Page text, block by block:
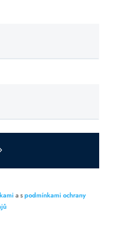
a spodmínkami ochrany